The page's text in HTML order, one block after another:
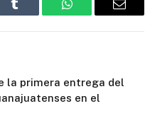
Tumblr WhatsAppEmail
la primera entrega del
en el